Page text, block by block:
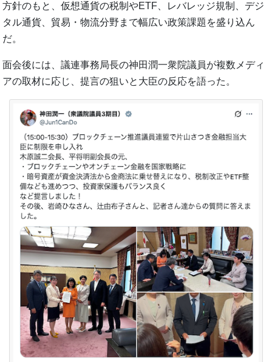
方針のもと、仮想通貨の税制やETF、レバレッジ規制、デジ
タル通貨、貿易・物流分野まで幅広い政策課題を盛り込ん
だ。
面会後には、議連事務局長の神田潤一衆院議員が複数メディ
アの取材に応じ、提言の狙いと大臣の反応を語った。